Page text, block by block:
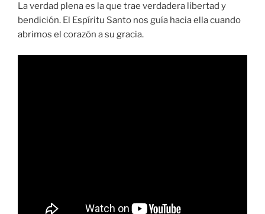
La verdad plena es la que trae verdadera libertad y
bendición. El Espíritu Santo nos guía hacia ella cuando
abrimos el corazón a su gracia.